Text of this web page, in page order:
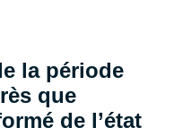
la période
que
de l’état